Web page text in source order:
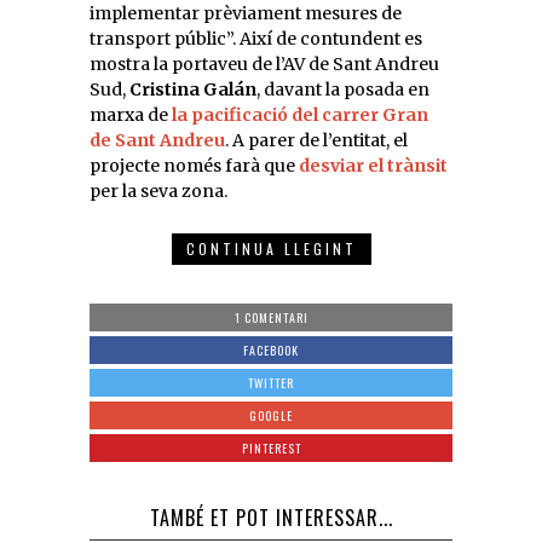
implementar prèviament mesures de
transport públic”. Així de contundent es
mostra la portaveu de l’AV de Sant Andreu
Sud, Cristina Galán, davant la posada en
marxa dela pacificació del carrer Gran
de Sant Andreu. A parer de l’entitat, el
projecte només farà que desviar el trànsit
per la seva zona.
CONTINUA LLEGINT
1 COMENTARI
FACEBOOK
TWITTER
GOOGLE
PINTEREST
TAMBÉ ET POT INTERESSAR...